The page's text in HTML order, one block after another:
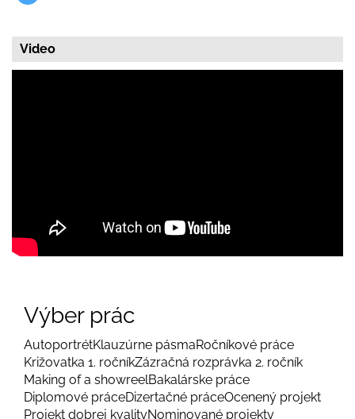
Video
Výber prác
AutoportrétKlauzúrne pásmaRočníkové práce
Križovatka 1. ročníkZázračná rozprávka 2. ročník
Making of a showreelBakalárske práce
Diplomové práceDizertačné práceOcenený projekt
Projekt dobrej kvalityNominované projekty